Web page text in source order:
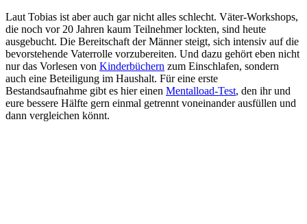
Laut Tobias ist aber auch gar nicht alles schlecht. Väter-Workshops,
die noch vor 20 Jahren kaum Teilnehmer lockten, sind heute
ausgebucht. Die Bereitschaft der Männer steigt, sich intensiv auf die
bevorstehende Vaterrolle vorzubereiten. Und dazu gehört eben nicht
nur das Vorlesen von Kinderbüchern zum Einschlafen, sondern
auch eine Beteiligung im Haushalt. Für eine erste
Bestandsaufnahme gibt es hier einen Mentalload-Test, den ihr und
eure bessere Hälfte gern einmal getrennt voneinander ausfüllen und
dann vergleichen könnt.